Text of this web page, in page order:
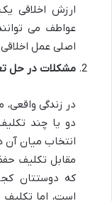
ارزش اخلاقی
عواطف می
اصلی عمل
مشکلات در حل
در زندگی
دو یا چند
انتخاب میان آن
مقابل تکلیف
که دوستتان
است، اما